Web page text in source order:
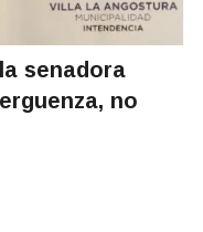
senadora
no